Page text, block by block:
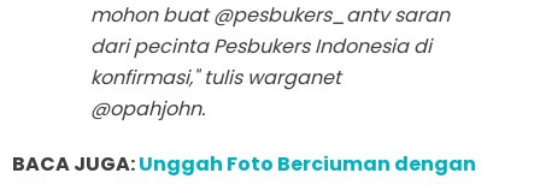
mohon buat @pesbukers_antv saran
dari pecinta Pesbukers Indonesia di
konfirmasi," tulis warganet
@opahjohn.
BACA JUGA:Unggah Foto Berciuman dengan